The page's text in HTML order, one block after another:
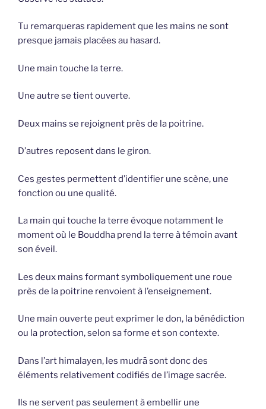
Tu remarqueras rapidement que les mains ne sont
presque jamais placées au hasard.
Une main touche la terre.
Une autre se tient ouverte.
Deux mains se rejoignent près de la poitrine.
D’autres reposent dans le giron.
Ces gestes permettent d’identifier une scène, une
fonction ou une qualité.
La main qui touche la terre évoque notamment le
moment où le Bouddha prend la terre à témoin avant
son éveil.
Les deux mains formant symboliquement une roue
près de la poitrine renvoient à l’enseignement.
Une main ouverte peut exprimer le don, la bénédiction
ou la protection, selon sa forme et son contexte.
Dans l’art himalayen, les mudrā sont donc des
éléments relativement codifiés de l’image sacrée.
Ils ne servent pas seulement à embellir une